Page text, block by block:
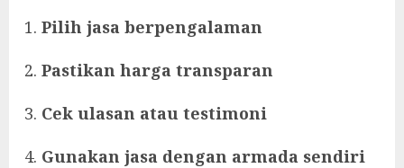
Pilih jasa berpengalaman
Pastikan harga transparan
Cek ulasan atau testimoni
Gunakan jasa dengan armada sendiri